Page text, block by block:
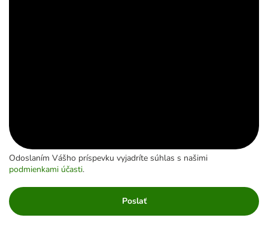
Odoslaním Vášho príspevku vyjadríte súhlas s našimi
podmienkami účasti.
Poslať